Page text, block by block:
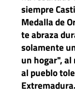
siempre
Medalla de
te abraza
solamente
un hogar", al
al pueblo
Extremadura.